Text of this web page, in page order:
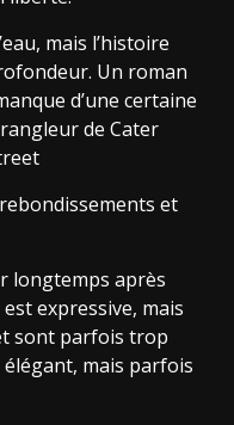
mais l’histoire
Un roman
d’une certaine
de Cater
et
longtemps après
expressive, mais
sont parfois trop
élégant, mais parfois